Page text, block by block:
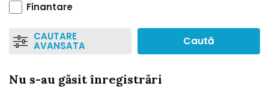
Finantare
CAUTARE
AVANSATA Caută
Nu s-au găsit înregistrări